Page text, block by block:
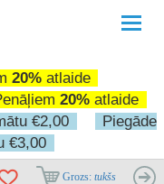
20%atlaide
20% atlaide
€2,00
Piegāde
€3,00
Grozs: tukšs